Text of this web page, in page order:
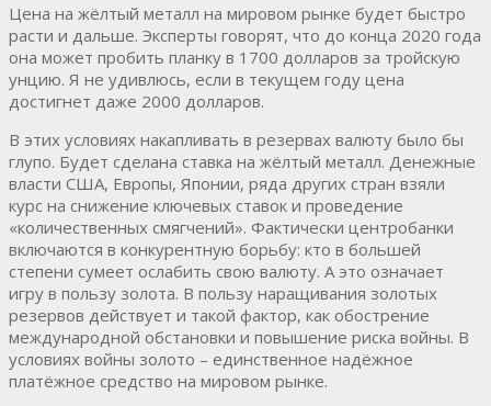
Цена на жёлтый металл на мировом рынке будет быстро
расти и дальше. Эксперты говорят, что до конца 2020 года
она может пробить планку в 1700 долларов за тройскую
унцию. Я не удивлюсь, если в текущем году цена
достигнет даже 2000 долларов.
В этих условиях накапливать в резервах валюту было бы
глупо. Будет сделана ставка на жёлтый металл. Денежные
власти США, Европы, Японии, ряда других стран взяли
курс на снижение ключевых ставок и проведение
«количественных смягчений». Фактически центробанки
включаются в конкурентную борьбу: кто в большей
степени сумеет ослабить свою валюту. А это означает
игру в пользу золота. В пользу наращивания золотых
резервов действует и такой фактор, как обострение
международной обстановки и повышение риска войны. В
условиях войны золото – единственное надёжное
платёжное средство на мировом рынке.